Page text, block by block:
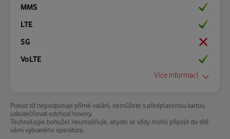
Pokrytí:
zobrazit v novém okně
Přesměrování hovoru:
Blokování hovoru:
Ano
Ano
Ano
Více informací
Mezinárodní prefix:
+33
Zobrazení na displeji:
Pokud síť nepodporuje přímé volání, nemůžete s předplacenou kartou
uskutečňovat odchozí hovory.
Technologie bohužel neumožňuje, abyste se vždy mohli připojit do sítě
vámi vybraného operátora.